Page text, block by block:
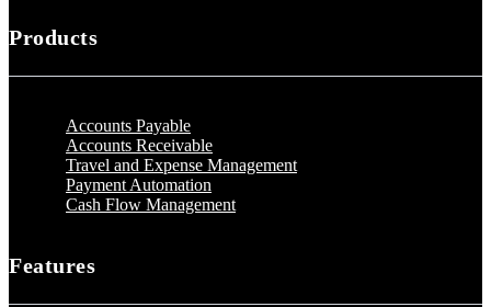
Products
Accounts Payable
Accounts Receivable
Travel and Expense Management
Payment Automation
Cash Flow Management
Features